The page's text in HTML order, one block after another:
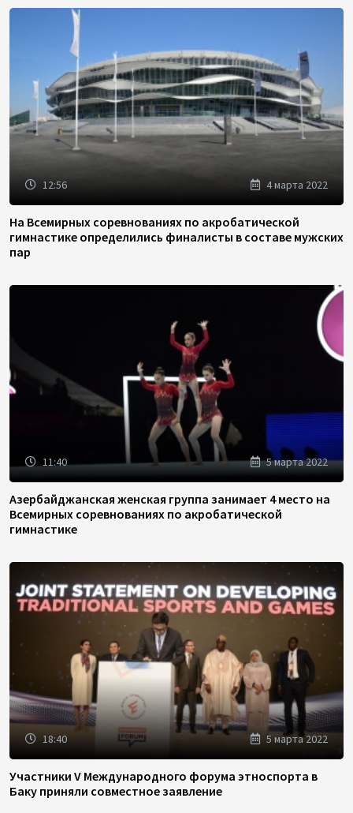
12:56 4 марта 2022
На Всемирных соревнованиях по акробатической
гимнастике определились финалисты в составе мужских
пар
11:40 5 марта 2022
Азербайджанская женская группа занимает 4 место на
Всемирных соревнованиях по акробатической
гимнастике
18:40 5 марта 2022
Участники V Международного форума этноспорта в
Баку приняли совместное заявление